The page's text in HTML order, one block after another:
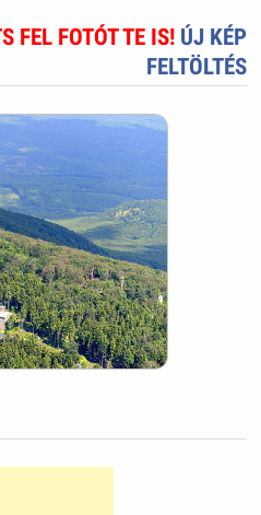
FEL FOTÓT TE IS! ÚJ KÉP
FELTÖLTÉS